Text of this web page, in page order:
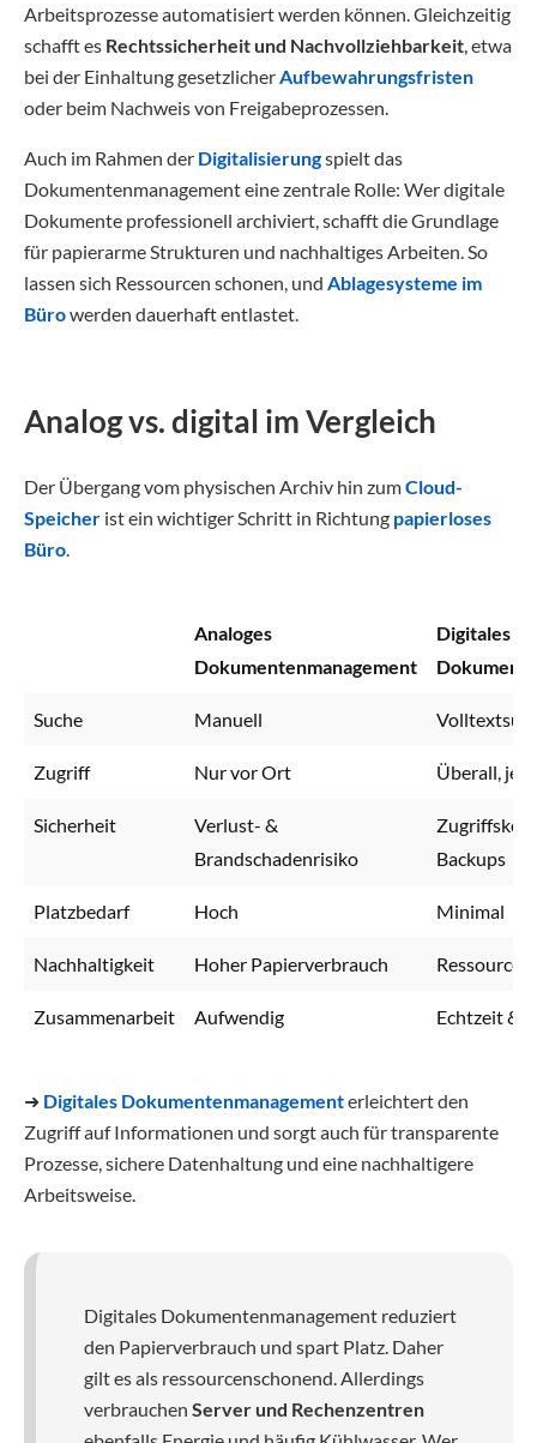
Arbeitsprozesse automatisiert werden können. Gleichzeitig
schafft es Rechtssicherheit und Nachvollziehbarkeit, etwa
bei der Einhaltung gesetzlicherAufbewahrungsfristen
oder beim Nachweis von Freigabeprozessen.
Auch im Rahmen der Digitalisierungspielt das
Dokumentenmanagement eine zentrale Rolle: Wer digitale
Dokumente professionell archiviert, schafft die Grundlage
für papierarme Strukturen und nachhaltiges Arbeiten. So
lassen sich Ressourcen schonen, und Ablagesysteme im
Bürowerden dauerhaft entlastet.
Analog vs. digital im Vergleich
Der Übergang vom physischen Archiv hin zumCloud-
Speicher ist ein wichtiger Schritt in Richtung papierloses
Büro.
Analoges
Dokumentenmanagement
Digitales
Suche Manuell
Zugriff Nur vor Ort Überall,
Sicherheit
Verlust- &
Brandschadenrisiko
Backups
Platzbedarf Hoch Minimal
Nachhaltigkeit Hoher Papierverbrauch
Zusammenarbeit Aufwendig Echtzeit &
➜ Digitales Dokumentenmanagementerleichtert den
Zugriff auf Informationen und sorgt auch für transparente
Prozesse, sichere Datenhaltung und eine nachhaltigere
Arbeitsweise.
Digitales Dokumentenmanagement reduziert
den Papierverbrauch und spart Platz. Daher
gilt es als ressourcenschonend. Allerdings
verbrauchen Server und Rechenzentren